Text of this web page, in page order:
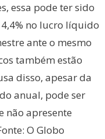
essa pode ter sido
no lucro líquido
ante o mesmo
também estão
disso, apesar da
anual, pode ser
não apresente
O Globo